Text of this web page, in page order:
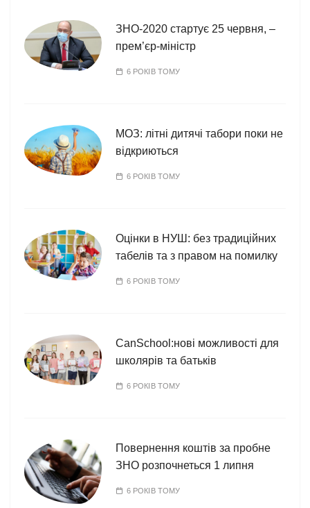
ЗНО-2020 стартує 25 червня, –
прем’єр-міністр
6 РОКІВ ТОМУ
МОЗ: літні дитячі табори поки не
відкриються
6 РОКІВ ТОМУ
Оцінки в НУШ: без традиційних
табелів та з правом на помилку
6 РОКІВ ТОМУ
CanSchool:нові можливості для
школярів та батьків
6 РОКІВ ТОМУ
Повернення коштів за пробне
ЗНО розпочнеться 1 липня
6 РОКІВ ТОМУ